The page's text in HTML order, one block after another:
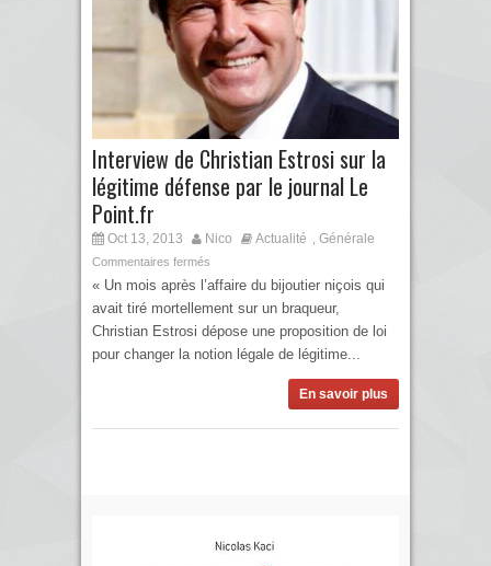
Interview de Christian Estrosi sur la
légitime défense par le journal Le
Point.fr
Oct 13, 2013 Nico Actualité Générale
Commentaires fermés
« Un mois après l’affaire du bijoutier niçois qui
avait tiré mortellement sur un braqueur,
Christian Estrosi dépose une proposition de loi
pour changer la notion légale de légitime...
En savoir plus